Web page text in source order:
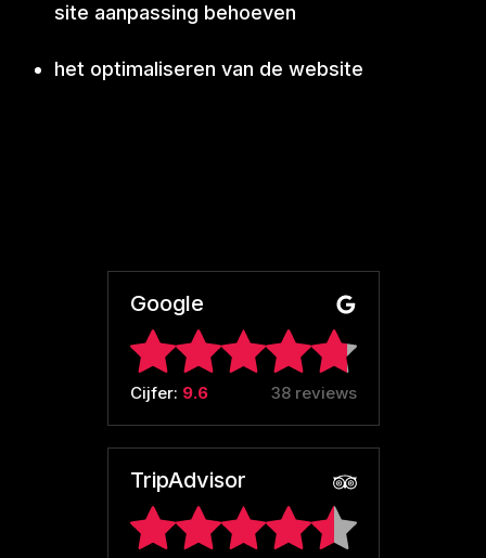
site aanpassing behoeven
het optimaliseren van de website
Google
Cijfer: 9.6 38 reviews
TripAdvisor